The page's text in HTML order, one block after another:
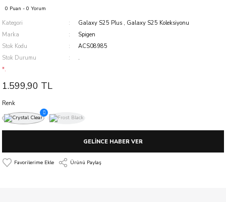
0 Puan - 0 Yorum
Kategori Galaxy S25 Plus , Galaxy S25 Koleksiyonu
Marka
Spigen
Stok Kodu
ACS08985
Stok Durumu
.
*.
1.599,90 TL
Renk
GELİNCE HABER VER
Ürünü Paylaş